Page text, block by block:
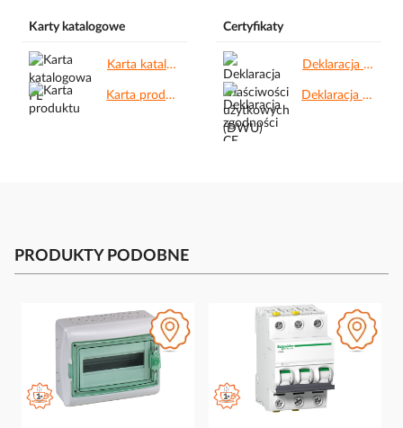
Karty katalogowe
Karta katalogowa PL.pdf
Karta produktu.pdf
Certyfikaty
Deklaracja właściwości użytkowych (DWU).pdf
Deklaracja zgodności CE.pdf
PRODUKTY PODOBNE